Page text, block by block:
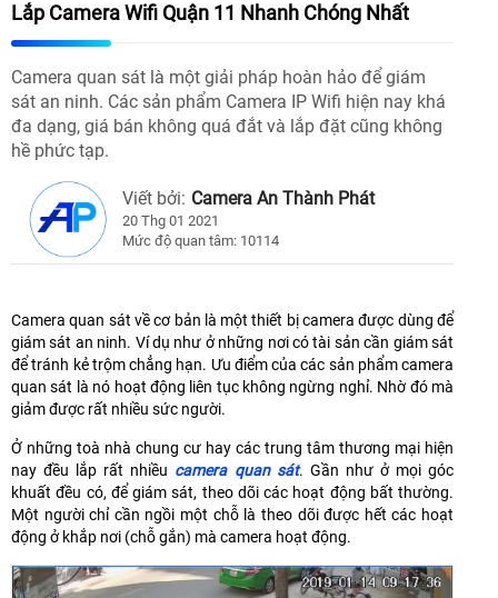
Lắp Camera Wifi Quận 11 Nhanh Chóng Nhất
Camera quan sát là một giải pháp hoàn hảo để giám
sát an ninh. Các sản phẩm Camera IP Wifi hiện nay khá
đa dạng, giá bán không quá đắt và lắp đặt cũng không
hề phức tạp.
Viết bởi: Camera An Thành Phát
20 Thg 01 2021
Mức độ quan tâm: 10114
Camera quan sát về cơ bản là một thiết bị camera được dùng để
giám sát an ninh. Ví dụ như ở những nơi có tài sản cần giám sát
để tránh kẻ trộm chẳng hạn. Ưu điểm của các sản phẩm camera
quan sát là nó hoạt động liên tục không ngừng nghỉ. Nhờ đó mà
giảm được rất nhiều sức người.
Ở những toà nhà chung cư hay các trung tâm thương mại hiện
nay đều lắp rất nhiều camera quan sát. Gần như ở mọi góc
khuất đều có, để giám sát, theo dõi các hoạt động bất thường.
Một người chỉ cần ngồi một chỗ là theo dõi được hết các hoạt
động ở khắp nơi (chỗ gắn) mà camera hoạt động.